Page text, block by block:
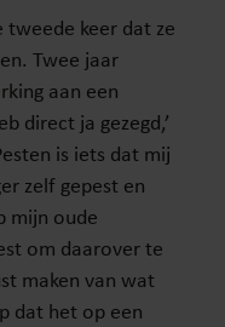
tweede keer dat ze
Twee jaar
aan een
direct ja gezegd,’
is iets dat mij
zelf gepest en
mijn oude
om daarover te
maken van wat
dat het op een